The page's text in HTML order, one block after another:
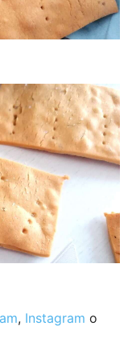
, Instagram o